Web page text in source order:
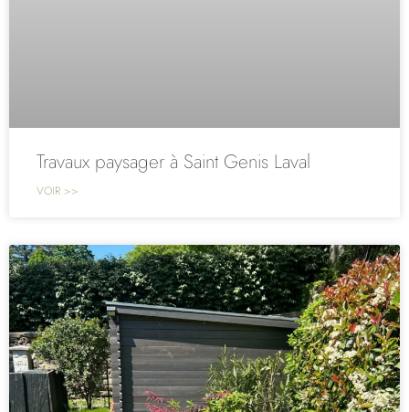
Travaux paysager à Saint Genis Laval
VOIR >>